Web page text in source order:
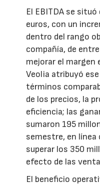
El EBITDA se
euros, con un
dentro del rango
compañía, de
mejorar el margen
Veolia atribuyó
términos
de los precios, la
eficiencia; las
sumaron 195
semestre, en línea
superar los 350
efecto de las
El beneficio